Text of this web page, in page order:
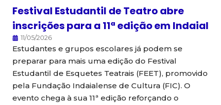
Festival Estudantil de Teatro abre
inscrições para a 11ª edição em Indaial
11/05/2026
Estudantes e grupos escolares já podem se
preparar para mais uma edição do Festival
Estudantil de Esquetes Teatrais (FEET), promovido
pela Fundação Indaialense de Cultura (FIC). O
evento chega à sua 11ª edição reforçando o